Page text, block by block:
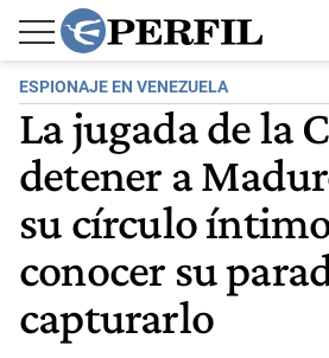
ESPIONAJE EN VENEZUELA
La jugada de la
detener a
su círculo
conocer su
capturarlo